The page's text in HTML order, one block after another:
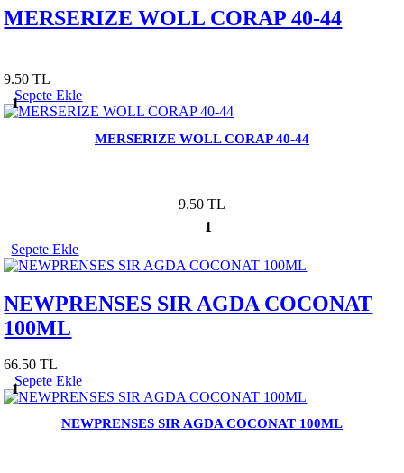
MERSERIZE WOLL CORAP 40-44
9.50 TL
1
Sepete Ekle
MERSERIZE WOLL CORAP 40-44
9.50 TL
1
Sepete Ekle
NEWPRENSES SIR AGDA COCONAT
100ML
66.50 TL
1
Sepete Ekle
NEWPRENSES SIR AGDA COCONAT 100ML